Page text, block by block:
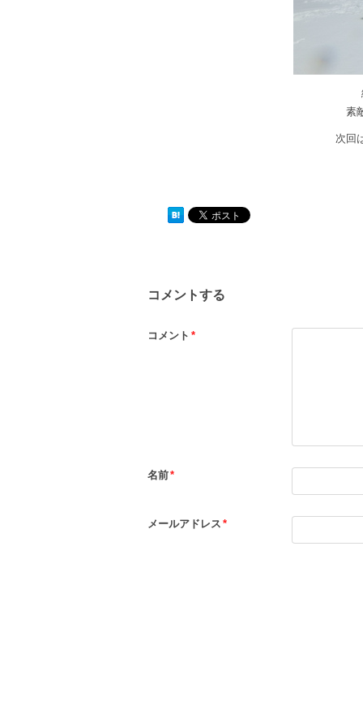
素
次回
コメントする
コメント *
名前*
メールアドレス *